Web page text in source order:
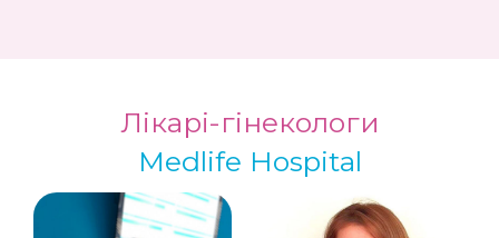
Лікарі-гінекологи
Medlife Hospital